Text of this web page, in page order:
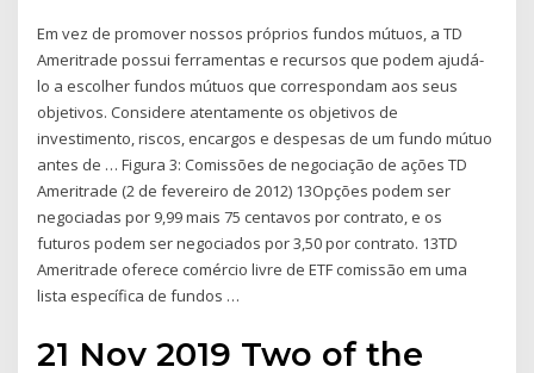
Em vez de promover nossos próprios fundos mútuos, a TD
Ameritrade possui ferramentas e recursos que podem ajudá-
lo a escolher fundos mútuos que correspondam aos seus
objetivos. Considere atentamente os objetivos de
investimento, riscos, encargos e despesas de um fundo mútuo
antes de … Figura 3: Comissões de negociação de ações TD
Ameritrade (2 de fevereiro de 2012) 13Opções podem ser
negociadas por 9,99 mais 75 centavos por contrato, e os
futuros podem ser negociados por 3,50 por contrato. 13TD
Ameritrade oferece comércio livre de ETF comissão em uma
lista específica de fundos …
21 Nov 2019 Two of the